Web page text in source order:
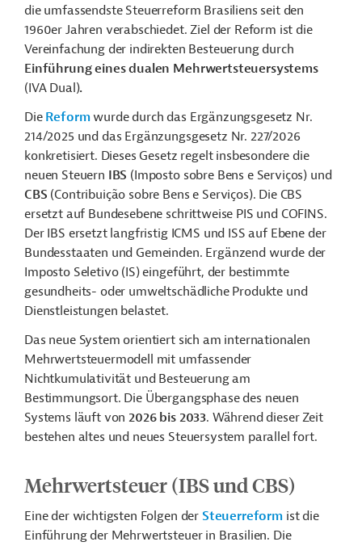
die umfassendste Steuerreform Brasiliens seit den
1960er Jahren verabschiedet. Ziel der Reform ist die
Vereinfachung der indirekten Besteuerung durch
Einführung eines dualen Mehrwertsteuersystems
(IVA Dual).
Die Reformwurde durch das Ergänzungsgesetz Nr.
214/2025 und das Ergänzungsgesetz Nr. 227/2026
konkretisiert. Dieses Gesetz regelt insbesondere die
neuen Steuern IBS (Imposto sobre Bens e Serviços) und
CBS (Contribuição sobre Bens e Serviços). Die CBS
ersetzt auf Bundesebene schrittweise PIS und COFINS.
Der IBS ersetzt langfristig ICMS und ISS auf Ebene der
Bundesstaaten und Gemeinden. Ergänzend wurde der
Imposto Seletivo (IS) eingeführt, der bestimmte
gesundheits- oder umweltschädliche Produkte und
Dienstleistungen belastet.
Das neue System orientiert sich am internationalen
Mehrwertsteuermodell mit umfassender
Nichtkumulativität und Besteuerung am
Bestimmungsort. Die Übergangsphase des neuen
Systems läuft von 2026 bis 2033. Während dieser Zeit
bestehen altes und neues Steuersystem parallel fort.
Mehrwertsteuer (IBS und CBS)
Eine der wichtigsten Folgen der Steuerreformist die
Einführung der Mehrwertsteuer in Brasilien. Die